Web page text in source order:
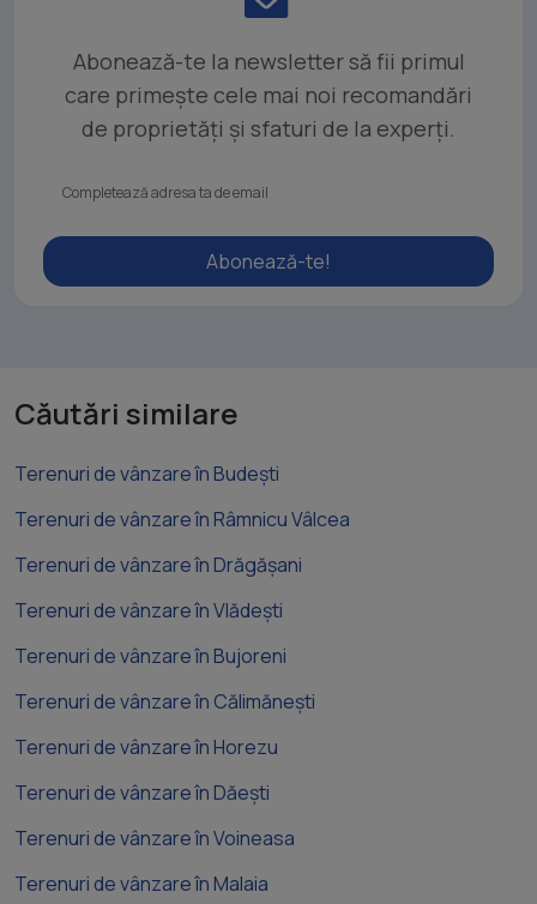
Abonează-te la newsletter să fii primul
care primește cele mai noi recomandări
de proprietăți și sfaturi de la experți.
Abonează-te!
Căutări similare
Terenuri de vânzare în Budești
Terenuri de vânzare în Râmnicu Vâlcea
Terenuri de vânzare în Drăgășani
Terenuri de vânzare în Vlădești
Terenuri de vânzare în Bujoreni
Terenuri de vânzare în Călimănești
Terenuri de vânzare în Horezu
Terenuri de vânzare în Dăești
Terenuri de vânzare în Voineasa
Terenuri de vânzare în Malaia